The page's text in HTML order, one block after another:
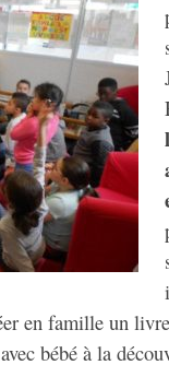
en famille un livre
bébé à la